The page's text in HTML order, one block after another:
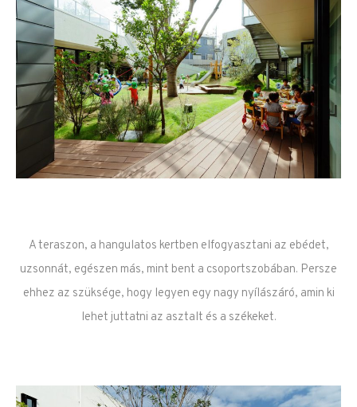
A teraszon, a hangulatos kertben elfogyasztani az ebédet,
uzsonnát, egészen más, mint bent a csoportszobában. Persze
ehhez az szüksége, hogy legyen egy nagy nyílászáró, amin ki
lehet juttatni az asztalt és a székeket.